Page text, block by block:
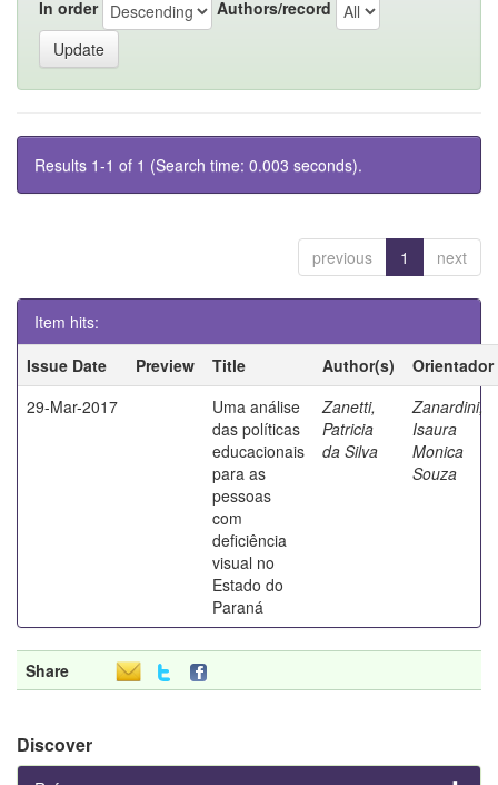
In order Authors/record
Results 1-1 of 1 (Search time: 0.003 seconds).
previous 1 next
Item hits:
Issue Date
Preview Title Author(s)
Orientador
29-Mar-2017
Uma análise
das políticas
educacionais
para as
pessoas
com
deficiência
visual no
Estado do
Paraná
Zanetti,
Patricia
da Silva
Zanardini,
Isaura
Monica
Souza
Share
Discover